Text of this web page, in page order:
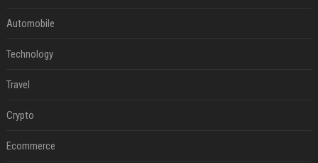
Automobile
Technology
Travel
Crypto
Ecommerce